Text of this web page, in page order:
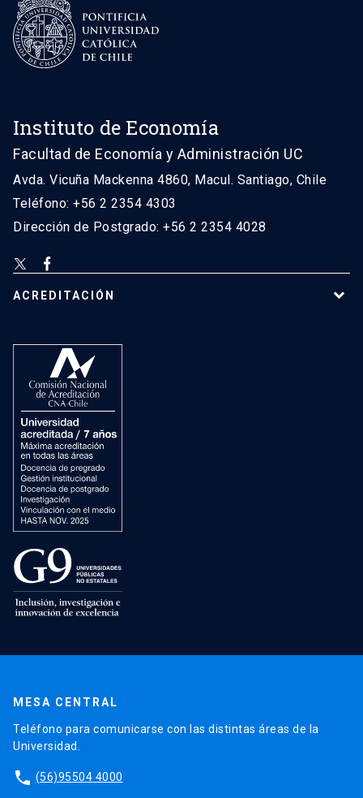
Instituto de Economía
Facultad de Economía y Administración UC
Avda. Vicuña Mackenna 4860, Macul. Santiago, Chile
Teléfono: +56 2 2354 4303
Dirección de Postgrado: +56 2 2354 4028
ACREDITACIÓN
MESA CENTRAL
Teléfono para comunicarse con las distintas áreas de la
Universidad.
phone (56)95504 4000